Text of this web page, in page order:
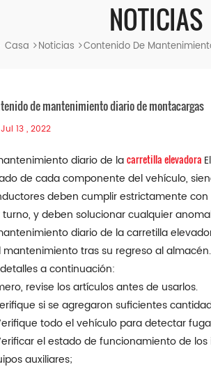
NOTICIAS
Casa Noticias Contenido De
de mantenimiento diario de montacargas
Jul 13 , 2022
diario de lacarretilla elevadora
de cada componente del vehículo,
deben cumplir estrictamente
turno, y deben solucionar cualquier
diario de la carretilla
mantenimiento tras su regreso al
a continuación:
revise los artículos antes de usarlos.
si se agregaron suficientes
todo el vehículo para detectar
el estado de funcionamiento de
auxiliares;